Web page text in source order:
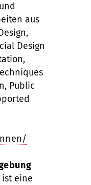
aus
Design
Public
ist eine